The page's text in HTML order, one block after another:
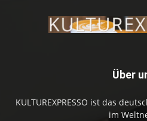
Über
KULTUREXPRESSO ist das
im